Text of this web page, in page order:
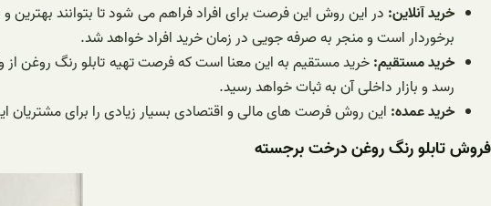
خرید آنلاین: در این روش این فرصت برای افراد فراهم می شود تا بتوانند بهترین
برخوردار است و منجر به صرفه جویی در زمان خرید افراد خواهد شد.
خرید مستقیم:خرید مستقیم به این معنا است که فرصت تهیه تابلو رنگ روغن
رسد و بازار داخلی آن به ثبات خواهد رسید.
خرید عمده: این روش فرصت های مالی و اقتصادی بسیار زیادی را برای مشتریان
فروش تابلو رنگ روغن درخت برجسته